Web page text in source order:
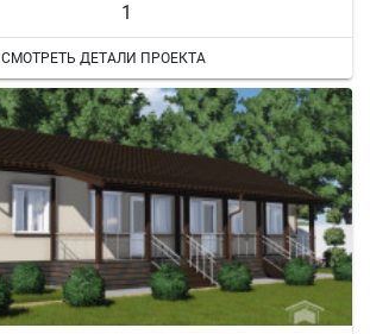
1
СМОТРЕТЬ ДЕТАЛИ ПРОЕКТА